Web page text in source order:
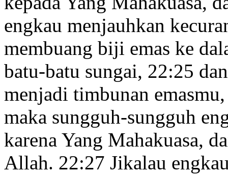
engkau menjauhkan
membuang biji emas ke
batu-batu sungai, 22:25
menjadi timbunan emasmu,
maka sungguh-sungguh
karena Yang Mahakuasa,
Allah. 22:27 Jikalau